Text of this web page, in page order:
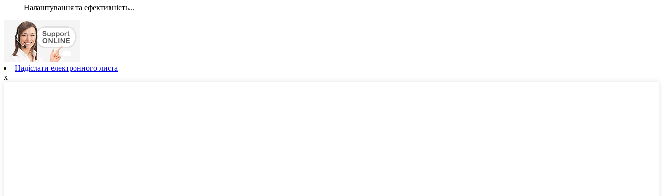
Налаштування та ефективність...
Надіслати електронного листа
x